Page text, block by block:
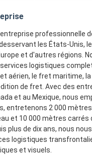
professionnelle
les États-Unis,
et d'autres régions.
logistiques
aérien, le fret maritime, la
de fret. Avec des
et au Mexique, nous
entretenons 2 000
et 10 000 mètres
plus de dix ans, nous
logistiques
et visuels.